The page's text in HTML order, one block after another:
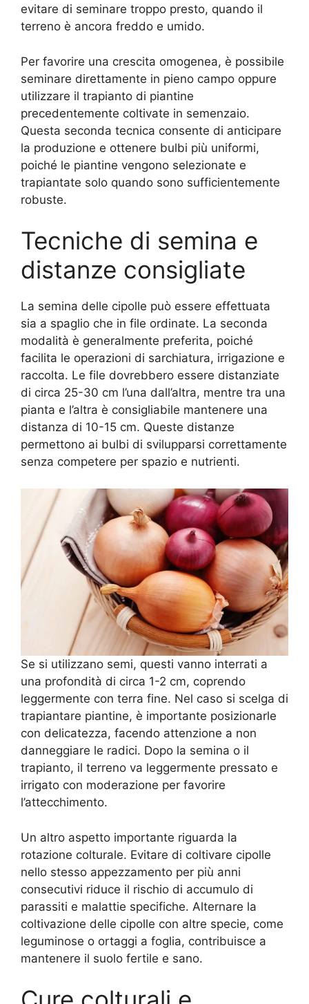
evitare di seminare troppo presto, quando il
terreno è ancora freddo e umido.
Per favorire una crescita omogenea, è possibile
seminare direttamente in pieno campo oppure
utilizzare il trapianto di piantine
precedentemente coltivate in semenzaio.
Questa seconda tecnica consente di anticipare
la produzione e ottenere bulbi più uniformi,
poiché le piantine vengono selezionate e
trapiantate solo quando sono sufficientemente
robuste.
Tecniche di semina e
distanze consigliate
La semina delle cipolle può essere effettuata
sia a spaglio che in file ordinate. La seconda
modalità è generalmente preferita, poiché
facilita le operazioni di sarchiatura, irrigazione e
raccolta. Le file dovrebbero essere distanziate
di circa 25-30 cm l’una dall’altra, mentre tra una
pianta e l’altra è consigliabile mantenere una
distanza di 10-15 cm. Queste distanze
permettono ai bulbi di svilupparsi correttamente
senza competere per spazio e nutrienti.
Se si utilizzano semi, questi vanno interrati a
una profondità di circa 1-2 cm, coprendo
leggermente con terra fine. Nel caso si scelga di
trapiantare piantine, è importante posizionarle
con delicatezza, facendo attenzione a non
danneggiare le radici. Dopo la semina o il
trapianto, il terreno va leggermente pressato e
irrigato con moderazione per favorire
l’attecchimento.
Un altro aspetto importante riguarda la
rotazione colturale. Evitare di coltivare cipolle
nello stesso appezzamento per più anni
consecutivi riduce il rischio di accumulo di
parassiti e malattie specifiche. Alternare la
coltivazione delle cipolle con altre specie, come
leguminose o ortaggi a foglia, contribuisce a
mantenere il suolo fertile e sano.